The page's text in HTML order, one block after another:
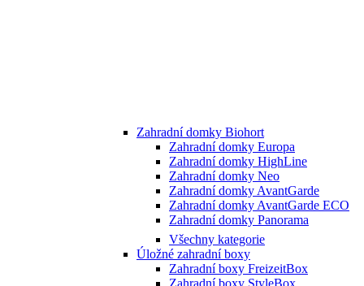
Zahradní domky Biohort
Zahradní domky Europa
Zahradní domky HighLine
Zahradní domky Neo
Zahradní domky AvantGarde
Zahradní domky AvantGarde ECO
Zahradní domky Panorama
Všechny kategorie
Úložné zahradní boxy
Zahradní boxy FreizeitBox
Zahradní boxy StyleBox